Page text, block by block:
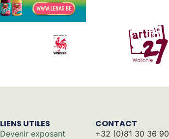
LIENS UTILES
Devenir exposant
CONTACT
+32 (0)81 30 36 90